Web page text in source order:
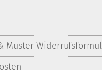
Muster-